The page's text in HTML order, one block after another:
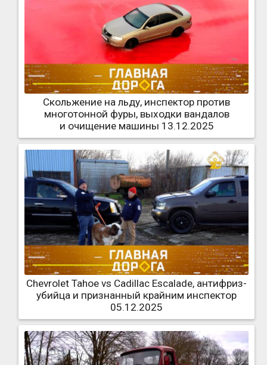
Скольжение на льду, инспектор против
многотонной фуры, выходки вандалов
и очищение машины 13.12.2025
Chevrolet Tahoe vs Cadillac Escalade, антифриз-
убийца и признанный крайним инспектор
05.12.2025